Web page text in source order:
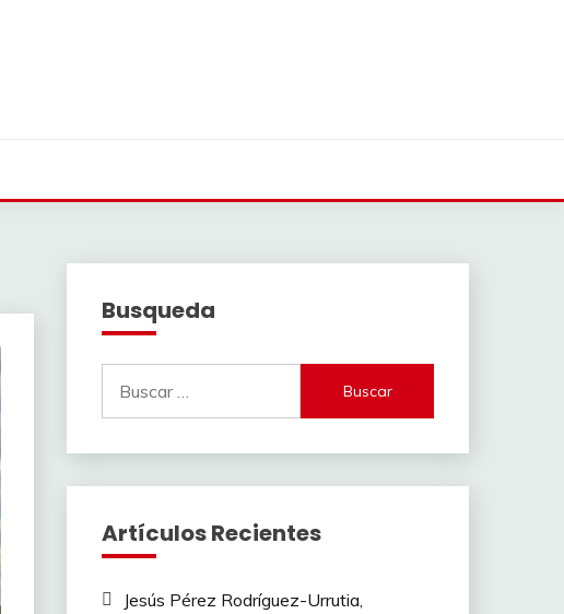
Busqueda
Artículos Recientes
Jesús Pérez Rodríguez-Urrutia,